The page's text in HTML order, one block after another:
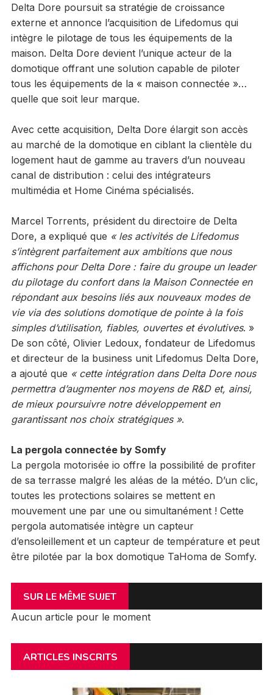
Delta Dore poursuit sa stratégie de croissance
externe et annonce l’acquisition de Lifedomus qui
intègre le pilotage de tous les équipements de la
maison. Delta Dore devient l’unique acteur de la
domotique offrant une solution capable de piloter
tous les équipements de la « maison connectée »…
quelle que soit leur marque.
Avec cette acquisition, Delta Dore élargit son accès
au marché de la domotique en ciblant la clientèle du
logement haut de gamme au travers d’un nouveau
canal de distribution : celui des intégrateurs
multimédia et Home Cinéma spécialisés.
Marcel Torrents, président du directoire de Delta
Dore, a expliqué que « les activités de Lifedomus
s’intègrent parfaitement aux ambitions que nous
affichons pour Delta Dore : faire du groupe un leader
du pilotage du confort dans la Maison Connectée en
répondant aux besoins liés aux nouveaux modes de
vie via des solutions domotique de pointe à la fois
simples d’utilisation, fiables, ouvertes et évolutives. »
De son côté, Olivier Ledoux, fondateur de Lifedomus
et directeur de la business unit Lifedomus Delta Dore,
a ajouté que « cette intégration dans Delta Dore nous
permettra d’augmenter nos moyens de R&D et, ainsi,
de mieux poursuivre notre développement en
garantissant nos choix stratégiques ».
La pergola connectée by Somfy
La pergola motorisée io offre la possibilité de profiter
de sa terrasse malgré les aléas de la météo. D’un clic,
toutes les protections solaires se mettent en
mouvement une par une ou simultanément ! Cette
pergola automatisée intègre un capteur
d’ensoleillement et un capteur de température et peut
être pilotée par la box domotique TaHoma de Somfy.
SUR LE MÊME SUJET
Aucun article pour le moment
ARTICLES INSCRITS